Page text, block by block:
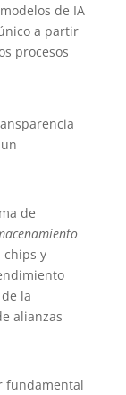
de IA
a partir
procesos
de
chips y
la
alianzas
fundamental